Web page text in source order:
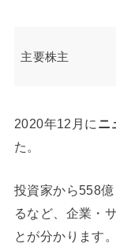
主要株主
2020年12月に ニ
た。
投資家から558
るなど、企業・
とが分かります。